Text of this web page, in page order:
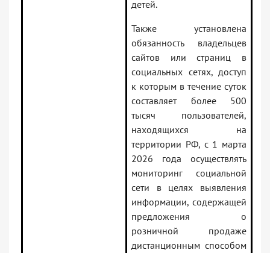
детей.
Также установлена
обязанность владельцев
сайтов или страниц в
социальных сетях, доступ
к которым в течение суток
составляет более 500
тысяч пользователей,
находящихся на
территории РФ, с 1 марта
2026 года осуществлять
мониторинг социальной
сети в целях выявления
информации, содержащей
предложения о
розничной продаже
дистанционным способом